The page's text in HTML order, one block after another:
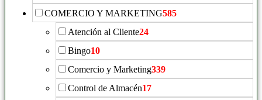
COMERCIO Y MARKETING585
Atención al Cliente24
Bingo10
Comercio y Marketing339
Control de Almacén17